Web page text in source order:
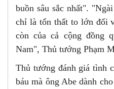
buồn sâu sắc nhất".
chỉ là tổn thất to lớn đối
còn của cả cộng đồng
Nam", Thủ tướng Phạm
Thủ tướng đánh giá tình
báu mà ông Abe dành